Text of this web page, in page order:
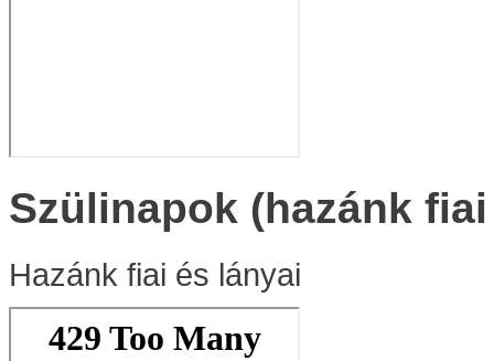
Szülinapok (hazánk
Hazánk fiai és lányai